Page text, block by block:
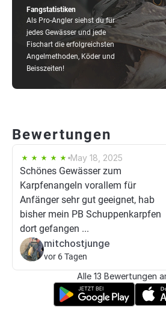
Fangstatistiken
Als Pro-Angler siehst du für
jedes Gewässer und jede
Fischart die erfolgreichsten
Angelmethoden, Köder und
Beisszeiten!
Bewertungen
May 18, 2025
Schönes Gewässer zum
Karpfenangeln vorallem für
Anfänger sehr gut geeignet, hab
bisher mein PB Schuppenkarpfen
dort gefangen ...
mitchostjunge
vor 6 Tagen
Alle 13 Bewertungen